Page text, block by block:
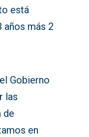
está
más 2
Gobierno
las
de
en